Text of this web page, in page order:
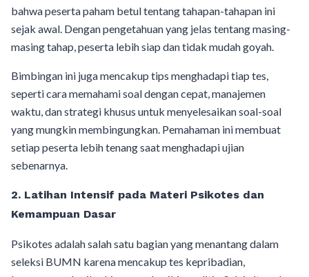
bahwa peserta paham betul tentang tahapan-tahapan ini
sejak awal. Dengan pengetahuan yang jelas tentang masing-
masing tahap, peserta lebih siap dan tidak mudah goyah.
Bimbingan ini juga mencakup tips menghadapi tiap tes,
seperti cara memahami soal dengan cepat, manajemen
waktu, dan strategi khusus untuk menyelesaikan soal-soal
yang mungkin membingungkan. Pemahaman ini membuat
setiap peserta lebih tenang saat menghadapi ujian
sebenarnya.
2. Latihan Intensif pada Materi Psikotes dan
Kemampuan Dasar
Psikotes adalah salah satu bagian yang menantang dalam
seleksi BUMN karena mencakup tes kepribadian,